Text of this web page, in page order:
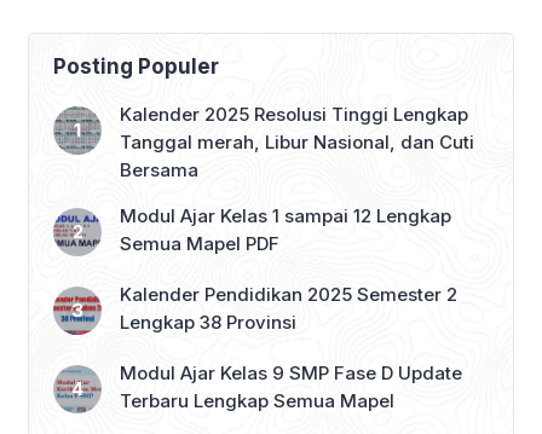
pelajaran yang membutuhkan
perencanaan pembelajaran yang
matang adalah Prakarya, khususnya
pada elemen Budidaya di kelas 8 SMP
yang berada pada Fase D. Artikel ini
akan mengulas secara mendalam
bagaimana menyusun modul […]
Posting Populer
Kalender 2025 Resolusi Tinggi Lengkap
Tanggal merah, Libur Nasional, dan Cuti
Bersama
Modul Ajar Kelas 1 sampai 12 Lengkap
Semua Mapel PDF
Kalender Pendidikan 2025 Semester 2
Lengkap 38 Provinsi
Modul Ajar Kelas 9 SMP Fase D Update
Terbaru Lengkap Semua Mapel